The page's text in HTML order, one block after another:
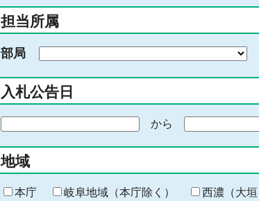
ー
入
力
担当所属
部局
入札公告日
の
始
ま
から
終
わ
地域
本庁 岐阜地域（本庁除く） 西濃（大